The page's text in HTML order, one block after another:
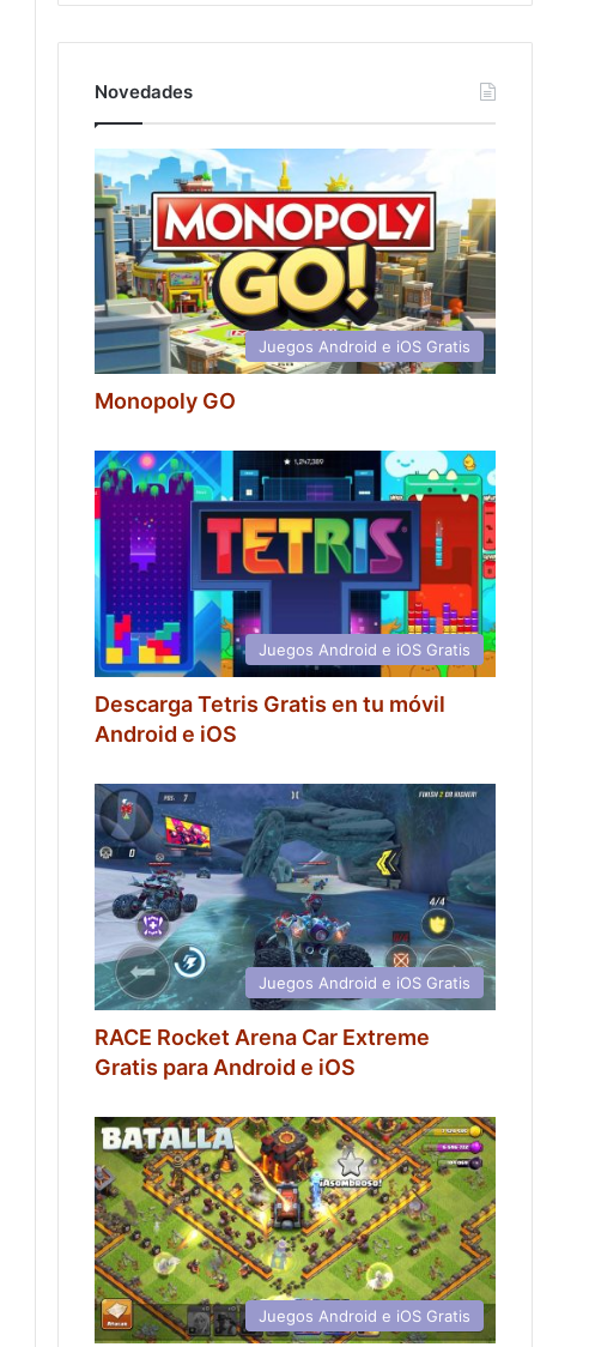
Novedades
Juegos Android e iOS Gratis
Monopoly GO
Juegos Android e iOS Gratis
Descarga Tetris Gratis en tu móvil
Android e iOS
Juegos Android e iOS Gratis
RACE Rocket Arena Car Extreme
Gratis para Android e iOS
Juegos Android e iOS Gratis